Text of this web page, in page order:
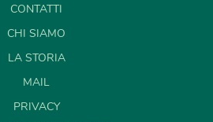
CONTATTI
CHI SIAMO
LA STORIA
MAIL
PRIVACY